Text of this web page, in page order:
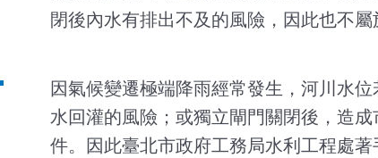
閉後內水有排出不及的風險，因此也不屬
因氣候變遷極端降雨經常發生，河川水
水回灌的風險；或獨立閘門關閉後，造
件。因此臺北市政府工務局水利工程處